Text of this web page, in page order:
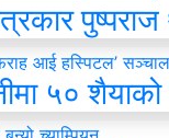
पुष्पराज
५०